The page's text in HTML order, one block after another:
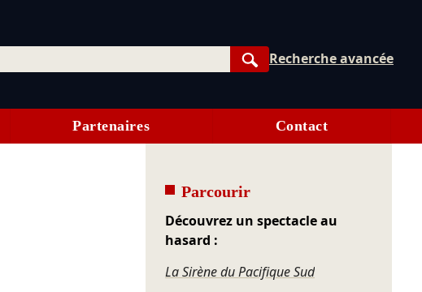
Rechercher
Recherche avancée
Partenaires Contact
Parcourir
Découvrez un spectacle au
hasard :
La Sirène du Pacifique Sud